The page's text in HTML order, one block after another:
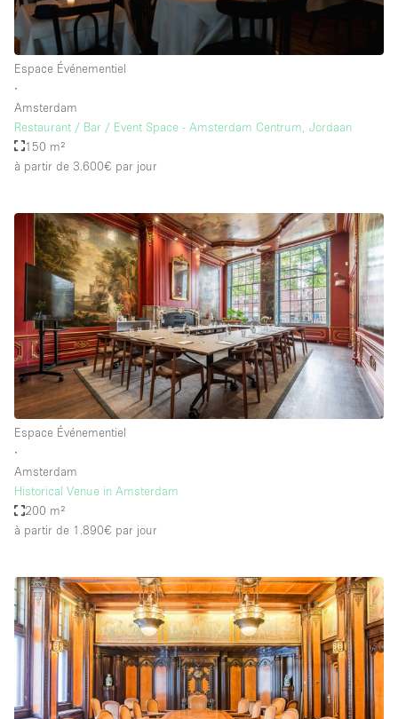
Espace Événementiel
∙
Amsterdam
Restaurant / Bar / Event Space - Amsterdam Centrum, Jordaan
150 m²
à partir de 3.600€ par jour
Espace Événementiel
∙
Amsterdam
Historical Venue in Amsterdam
200 m²
à partir de 1.890€ par jour